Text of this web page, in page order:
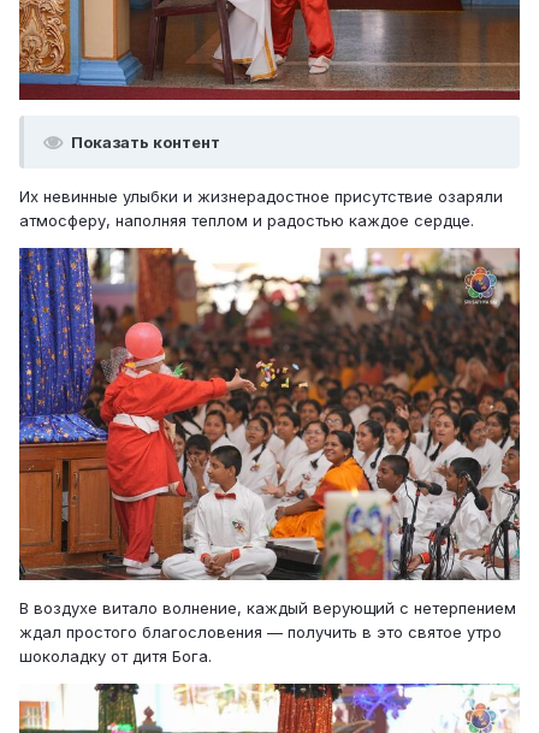
Показать контент
Их невинные улыбки и жизнерадостное присутствие озаряли
атмосферу, наполняя теплом и радостью каждое сердце.
В воздухе витало волнение, каждый верующий с нетерпением
ждал простого благословения — получить в это святое утро
шоколадку от дитя Бога.